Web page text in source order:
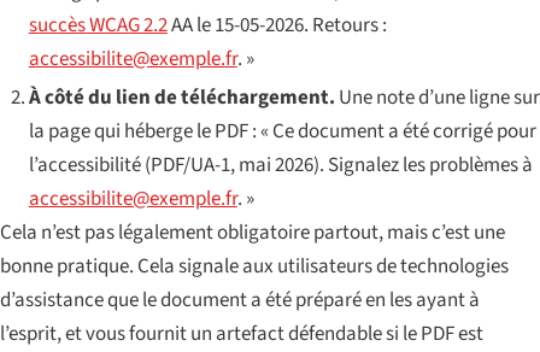
succès WCAG 2.2AA le 15-05-2026. Retours :
accessibilite@exemple.fr. »
À côté du lien de téléchargement. Une note d’une ligne sur
la page qui héberge le PDF : « Ce document a été corrigé pour
l’accessibilité (PDF/UA-1, mai 2026). Signalez les problèmes à
accessibilite@exemple.fr. »
Cela n’est pas légalement obligatoire partout, mais c’est une
bonne pratique. Cela signale aux utilisateurs de technologies
d’assistance que le document a été préparé en les ayant à
l’esprit, et vous fournit un artefact défendable si le PDF est